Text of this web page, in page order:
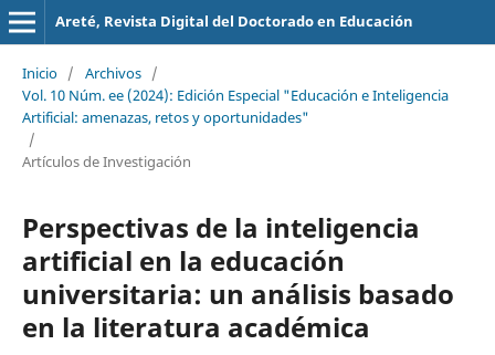
Areté, Revista Digital del Doctorado en Educación
Inicio / Archivos /
Vol. 10 Núm. ee (2024): Edición Especial "Educación e Inteligencia
Artificial: amenazas, retos y oportunidades"
/
Artículos de Investigación
Perspectivas de la inteligencia
artificial en la educación
universitaria: un análisis basado
en la literatura académica